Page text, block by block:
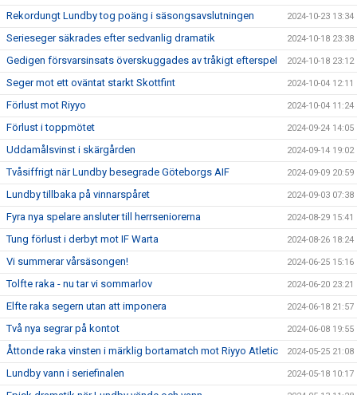
Rekordungt Lundby tog poäng i säsongsavslutningen 2024-10-23 13:34
Serieseger säkrades efter sedvanlig dramatik 2024-10-18 23:38
Gedigen försvarsinsats överskuggades av tråkigt efterspel 2024-10-18 23:12
Seger mot ett oväntat starkt Skottfint 2024-10-04 12:11
Förlust mot Riyyo 2024-10-04 11:24
Förlust i toppmötet 2024-09-24 14:05
Uddamålsvinst i skärgården 2024-09-14 19:02
Tvåsiffrigt när Lundby besegrade Göteborgs AIF 2024-09-09 20:59
Lundby tillbaka på vinnarspåret 2024-09-03 07:38
Fyra nya spelare ansluter till herrseniorerna 2024-08-29 15:41
Tung förlust i derbyt mot IF Warta 2024-08-26 18:24
Vi summerar vårsäsongen! 2024-06-25 15:16
Tolfte raka - nu tar vi sommarlov 2024-06-20 23:21
Elfte raka segern utan att imponera 2024-06-18 21:57
Två nya segrar på kontot 2024-06-08 19:55
Åttonde raka vinsten i märklig bortamatch mot Riyyo Atletic 2024-05-25 21:08
Lundby vann i seriefinalen 2024-05-18 10:17